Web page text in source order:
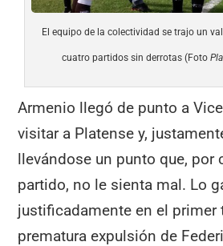
El equipo de la colectividad se trajo un
cuatro partidos sin derrotas (Foto
Armenio llegó de punto a
visitar a Platense y,
llevándose un punto que, por
partido, no le sienta mal. Lo
justificadamente en el primer
prematura expulsión de